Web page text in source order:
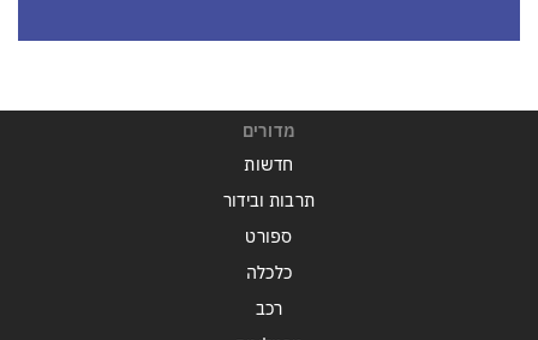
מדורים
חדשות
תרבות ובידור
ספורט
כלכלה
רכב